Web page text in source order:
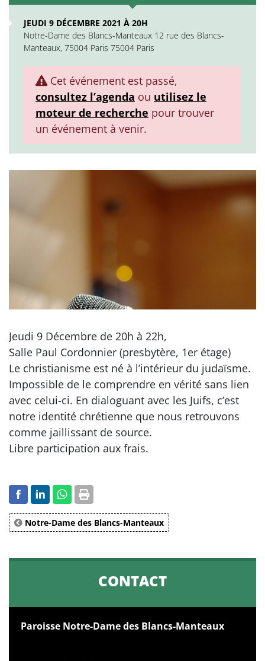
JEUDI 9 DÉCEMBRE 2021 À 20H
Notre-Dame des Blancs-Manteaux 12 rue des Blancs-
Manteaux, 75004 Paris 75004 Paris
Cet événement est passé,
consultez l’agenda ou utilisez le
moteur de recherche pour trouver
un événement à venir.
Jeudi 9 Décembre de 20h à 22h,
Salle Paul Cordonnier (presbytère, 1er étage)
Le christianisme est né à l’intérieur du judaïsme.
Impossible de le comprendre en vérité sans lien
avec celui-ci. En dialoguant avec les Juifs, c’est
notre identité chrétienne que nous retrouvons
comme jaillissant de source.
Libre participation aux frais.
Notre-Dame des Blancs-Manteaux
CONTACT
Paroisse Notre-Dame des Blancs-Manteaux